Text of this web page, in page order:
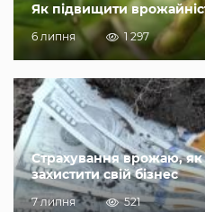
Як підвищити
6 липня 1 297
Страхування врожаю,
захистити свій бізнес
7 липня 521